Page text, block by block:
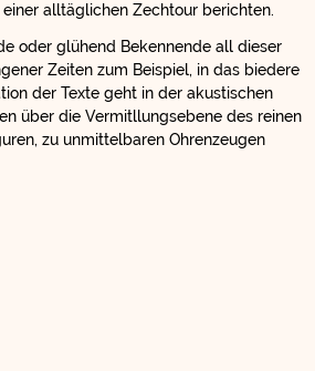
alltäglichen Zechtour berichten.
oder glühend Bekennende all dieser
Zeiten zum Beispiel, in das biedere
der Texte geht in der akustischen
über die Vermitllungsebene des reinen
zu unmittelbaren Ohrenzeugen